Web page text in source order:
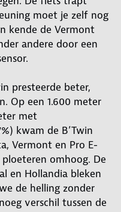
moet je zelf nog
kende de Vermont
andere door een
presteerde beter,
Op een 1.600 meter
met
kwam de B’Twin
Vermont en Pro E-
omhoog. De
en Hollandia bleken
de helling zonder
verschil tussen de